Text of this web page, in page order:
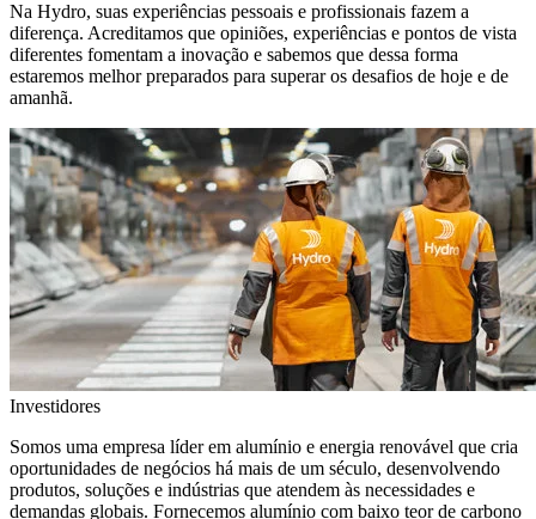
Na Hydro, suas experiências pessoais e profissionais fazem a
diferença. Acreditamos que opiniões, experiências e pontos de vista
diferentes fomentam a inovação e sabemos que dessa forma
estaremos melhor preparados para superar os desafios de hoje e de
amanhã.
Investidores
Somos uma empresa líder em alumínio e energia renovável que cria
oportunidades de negócios há mais de um século, desenvolvendo
produtos, soluções e indústrias que atendem às necessidades e
demandas globais. Fornecemos alumínio com baixo teor de carbono